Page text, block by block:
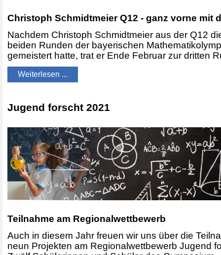
Christoph Schmidtmeier Q12 - ganz vorne mit
Nachdem Christoph Schmidtmeier aus der Q12
beiden Runden der bayerischen
gemeistert hatte, trat er Ende Februar zur dritten
Weiterlesen ...
Jugend forscht 2021
Teilnahme am Regionalwettbewerb
Auch in diesem Jahr freuen wir uns über die
neun Projekten am Regionalwettbewerb Jugend